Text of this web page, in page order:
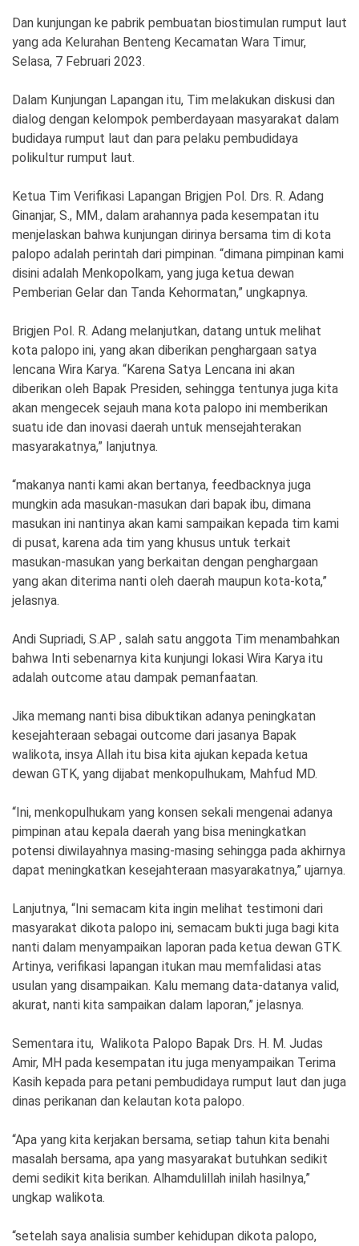
Dan kunjungan ke pabrik pembuatan biostimulan rumput laut
yang ada Kelurahan Benteng Kecamatan Wara Timur,
Selasa, 7 Februari 2023.
Dalam Kunjungan Lapangan itu, Tim melakukan diskusi dan
dialog dengan kelompok pemberdayaan masyarakat dalam
budidaya rumput laut dan para pelaku pembudidaya
polikultur rumput laut.
Ketua Tim Verifikasi Lapangan Brigjen Pol. Drs. R. Adang
Ginanjar, S., MM., dalam arahannya pada kesempatan itu
menjelaskan bahwa kunjungan dirinya bersama tim di kota
palopo adalah perintah dari pimpinan. “dimana pimpinan kami
disini adalah Menkopolkam, yang juga ketua dewan
Pemberian Gelar dan Tanda Kehormatan,” ungkapnya.
Brigjen Pol. R. Adang melanjutkan, datang untuk melihat
kota palopo ini, yang akan diberikan penghargaan satya
lencana Wira Karya. “Karena Satya Lencana ini akan
diberikan oleh Bapak Presiden, sehingga tentunya juga kita
akan mengecek sejauh mana kota palopo ini memberikan
suatu ide dan inovasi daerah untuk mensejahterakan
masyarakatnya,” lanjutnya.
“makanya nanti kami akan bertanya, feedbacknya juga
mungkin ada masukan-masukan dari bapak ibu, dimana
masukan ini nantinya akan kami sampaikan kepada tim kami
di pusat, karena ada tim yang khusus untuk terkait
masukan-masukan yang berkaitan dengan penghargaan
yang akan diterima nanti oleh daerah maupun kota-kota,”
jelasnya.
Andi Supriadi, S.AP , salah satu anggota Tim menambahkan
bahwa Inti sebenarnya kita kunjungi lokasi Wira Karya itu
adalah outcome atau dampak pemanfaatan.
Jika memang nanti bisa dibuktikan adanya peningkatan
kesejahteraan sebagai outcome dari jasanya Bapak
walikota, insya Allah itu bisa kita ajukan kepada ketua
dewan GTK, yang dijabat menkopulhukam, Mahfud MD.
“Ini, menkopulhukam yang konsen sekali mengenai adanya
pimpinan atau kepala daerah yang bisa meningkatkan
potensi diwilayahnya masing-masing sehingga pada akhirnya
dapat meningkatkan kesejahteraan masyarakatnya,” ujarnya.
Lanjutnya, “Ini semacam kita ingin melihat testimoni dari
masyarakat dikota palopo ini, semacam bukti juga bagi kita
nanti dalam menyampaikan laporan pada ketua dewan GTK.
Artinya, verifikasi lapangan itukan mau memfalidasi atas
usulan yang disampaikan. Kalu memang data-datanya valid,
akurat, nanti kita sampaikan dalam laporan,” jelasnya.
Sementara itu, Walikota Palopo Bapak Drs. H. M. Judas
Amir, MH pada kesempatan itu juga menyampaikan Terima
Kasih kepada para petani pembudidaya rumput laut dan juga
dinas perikanan dan kelautan kota palopo.
“Apa yang kita kerjakan bersama, setiap tahun kita benahi
masalah bersama, apa yang masyarakat butuhkan sedikit
demi sedikit kita berikan. Alhamdulillah inilah hasilnya,”
ungkap walikota.
“setelah saya analisia sumber kehidupan dikota palopo,